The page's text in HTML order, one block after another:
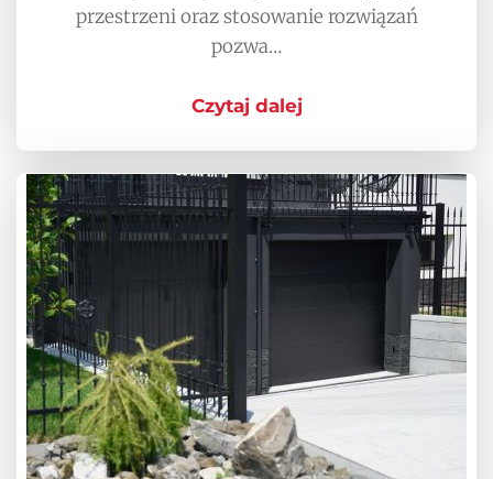
przestrzeni oraz stosowanie rozwiązań
pozwa…
Czytaj dalej